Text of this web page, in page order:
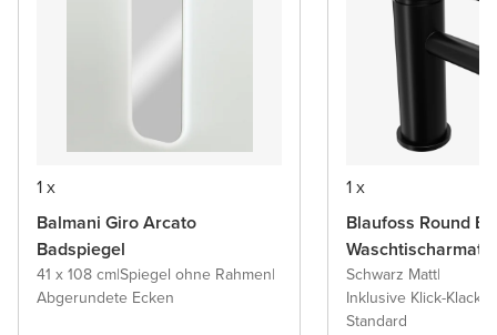
1 x
Balmani Giro Arcato
Badspiegel
41 x 108 cm|Spiegel ohne Rahmen|
Abgerundete Ecken
1 x
Blaufoss Round
Schwarz Matt|
Inklusive Klick-Klack
Standard